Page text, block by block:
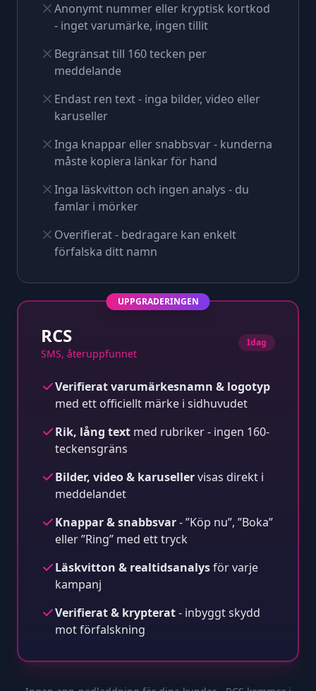
Anonymt nummer eller kryptisk kortkod
- inget varumärke, ingen tillit
Begränsat till 160 tecken per
meddelande
Endast ren text - inga bilder, video eller
karuseller
Inga knappar eller snabbsvar - kunderna
måste kopiera länkar för hand
Inga läskvitton och ingen analys - du
famlar i mörker
Overifierat - bedragare kan enkelt
förfalska ditt namn
UPPGRADERINGEN
RCS
SMS, återuppfunnet
Idag
Verifierat varumärkesnamn & logotyp
med ett officiellt märke i sidhuvudet
Rik, lång text med rubriker - ingen 160-
teckensgräns
Bilder, video & karusellervisas direkt i
meddelandet
Knappar & snabbsvar- ”Köp nu”, ”Boka”
eller ”Ring” med ett tryck
Läskvitton & realtidsanalysför varje
kampanj
Verifierat & krypterat- inbyggt skydd
mot förfalskning